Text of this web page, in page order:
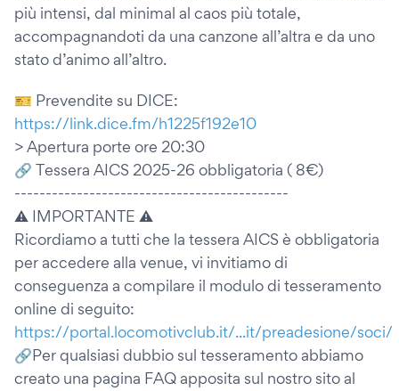
più intensi, dal minimal al caos più totale,
accompagnandoti da una canzone all’altra e da uno
stato d’animo all’altro.
🎫 Prevendite su DICE:
https://link.dice.fm/h1225f192e10
> Apertura porte ore 20:30
🔗 Tessera AICS 2025-26 obbligatoria ( 8€)
--------------------------------------------
⚠ IMPORTANTE ⚠
Ricordiamo a tutti che la tessera AICS è obbligatoria
per accedere alla venue, vi invitiamo di
conseguenza a compilare il modulo di tesseramento
online di seguito:
https://portal.locomotivclub.it/...it/preadesione/soci/
🔗Per qualsiasi dubbio sul tesseramento abbiamo
creato una pagina FAQ apposita sul nostro sito al